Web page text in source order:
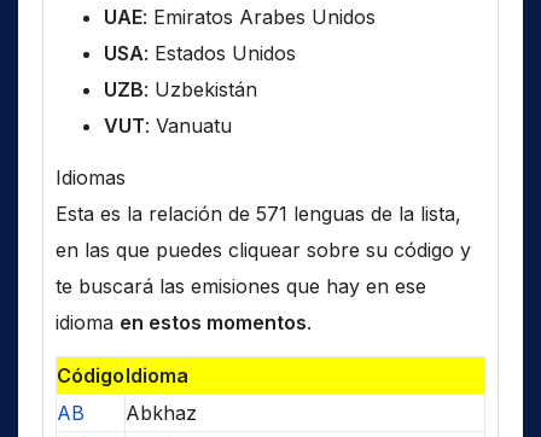
UAE: Emiratos Arabes Unidos
USA: Estados Unidos
UZB: Uzbekistán
VUT: Vanuatu
Idiomas
Esta es la relación de 571 lenguas de la lista,
en las que puedes cliquear sobre su código y
te buscará las emisiones que hay en ese
idioma en estos momentos.
CódigoIdioma
AB
Abkhaz